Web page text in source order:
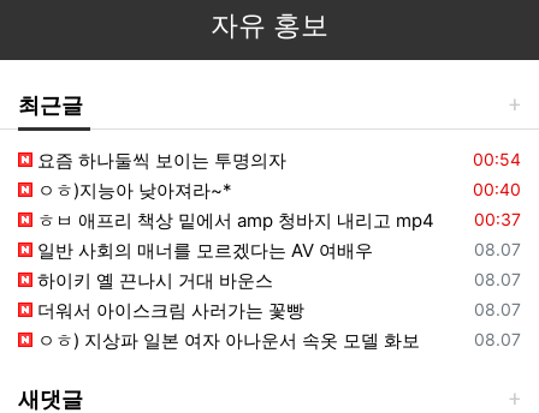
자유 홍보
최근글
등록일
00:54
요즘 하나둘씩 보이는 투명의자
등록일
00:40
ㅇㅎ)지능아 낮아져라~*
등록일
00:37
ㅎㅂ 애프리 책상 밑에서 amp 청바지 내리고 mp4
등록일
08.07
일반 사회의 매너를 모르겠다는 AV 여배우
등록일
08.07
하이키 옐 끈나시 거대 바운스
등록일
08.07
더워서 아이스크림 사러가는 꽃빵
등록일
08.07
ㅇㅎ) 지상파 일본 여자 아나운서 속옷 모델 화보
새댓글